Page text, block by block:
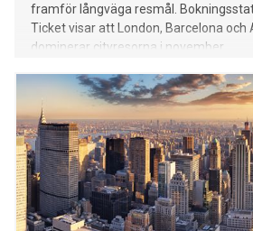
framför långväga resmål.
Ticket visar att London, Barcelona och
dominerar cityresorna i november.